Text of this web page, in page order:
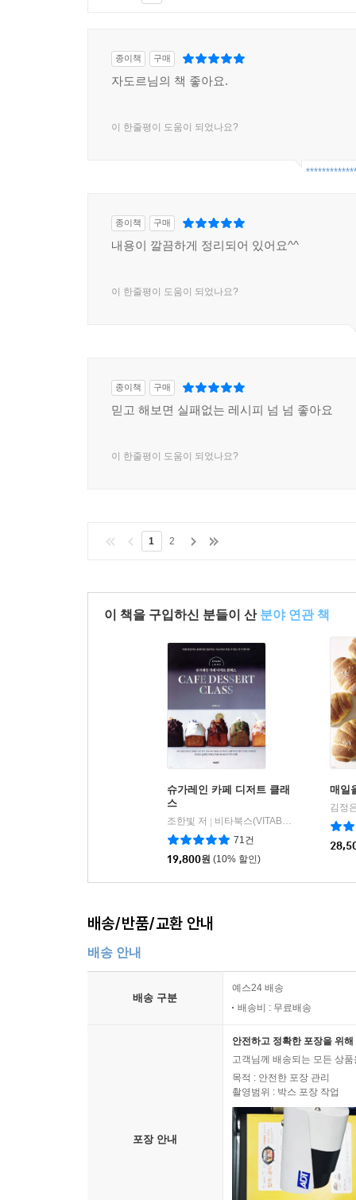
종이책 구매
자도르님의 책 좋아요.
이 한줄평이 도움이 되었나요?
종이책 구매
내용이 깔끔하게 정리되어 있어요^^
이 한줄평이 도움이 되었나요?
종이책 구매
믿고 해보면 실패없는 레시피 넘 넘 좋아요
이 한줄평이 도움이 되었나요?
1 2
이 책을 구입하신 분들이 산 분야 연관 책
슈가레인 카페 디저트 클래
스
조한빛 저
비타북스(VITABOOKS)
71건
19,800원 (10% 할인)
매일
김정
배송/반품/교환 안내
배송 안내
배송 구분
예스24 배송
배송비 : 무료배송
포장 안내
안전하고 정확한 포장을 위
고객님께 배송되는 모든 상
목적 : 안전한 포장 관리
촬영범위 : 박스 포장 작업